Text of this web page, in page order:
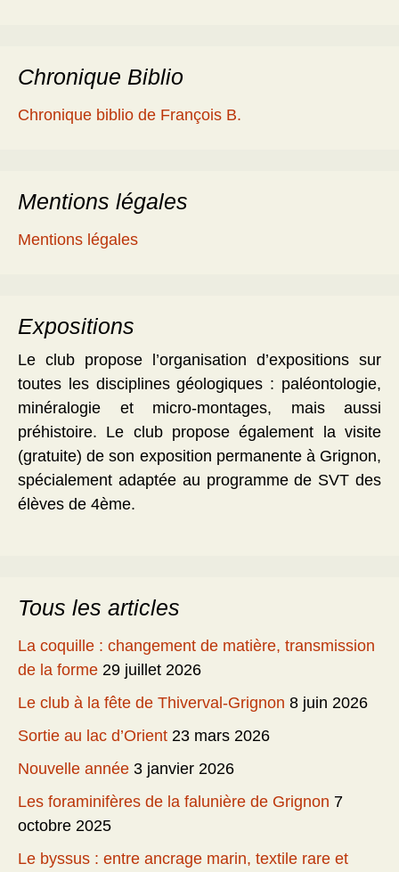
Chronique Biblio
Chronique biblio de François B.
Mentions légales
Mentions légales
Expositions
Le club propose l’organisation d’expositions sur
toutes les disciplines géologiques : paléontologie,
minéralogie et micro-montages, mais aussi
préhistoire. Le club propose également la visite
(gratuite) de son exposition permanente à Grignon,
spécialement adaptée au programme de SVT des
élèves de 4ème.
Tous les articles
La coquille : changement de matière, transmission
de la forme 29 juillet 2026
Le club à la fête de Thiverval-Grignon 8 juin 2026
Sortie au lac d’Orient 23 mars 2026
Nouvelle année 3 janvier 2026
Les foraminifères de la falunière de Grignon 7
octobre 2025
Le byssus : entre ancrage marin, textile rare et